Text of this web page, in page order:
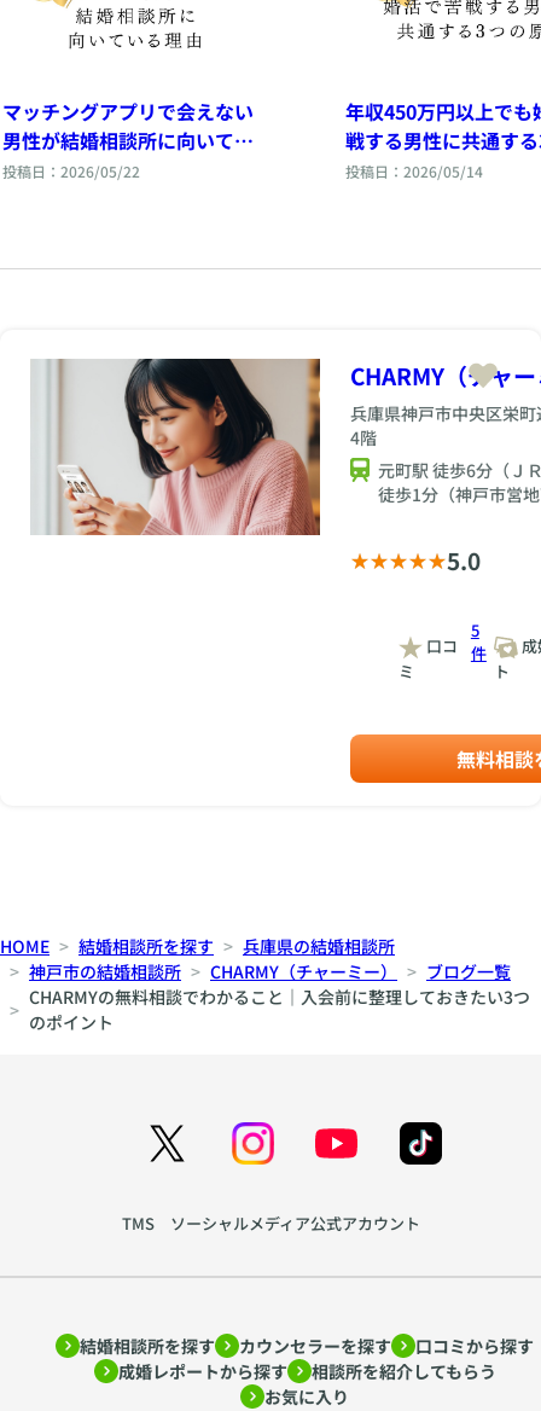
マッチングアプリで会えない
男性が結婚相談所に向いてい
る理由
投稿日：2026/05/22
年収450万円以上でも
戦する男性に共通す
因
投稿日：2026/05/14
CHARMY（チャ
兵庫県神戸市中央区栄
4階
元町駅 徒歩6分（Ｊ
徒歩1分（神戸市営
5.0
口コ
ミ
5
件
ト
無料相談
HOME 結婚相談所を探す
兵庫県の結婚相談所
神戸市の結婚相談所
CHARMY（チャーミー）
ブログ一覧
CHARMYの無料相談でわかること｜入会前に整理しておきたい3つ
のポイント
TMS ソーシャルメディア公式アカウント
結婚相談所を探す カウンセラーを探す
口コミから探す
成婚レポートから探す
相談所を紹介してもらう
お気に入り